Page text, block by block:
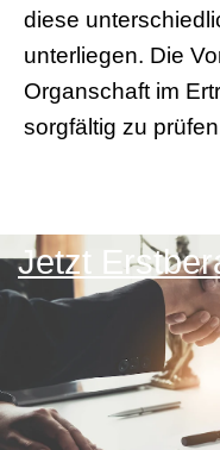
diese
unterliegen. Die
Organschaft im
sorgfältig zu
Jetzt